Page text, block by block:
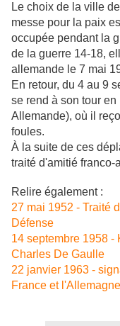
Le choix de la ville
messe pour la paix
occupée pendant la
de la guerre 14-18,
allemande le 7 mai
En retour, du 4 au 9
se rend à son tour
Allemande), où il
foules.
À la suite de ces
traité d'amitié franco-
Relire également :
27 mai 1952 - Traité
Défense
14 septembre 1958 -
Charles De Gaulle
22 janvier 1963 -
France et l'Allemagne